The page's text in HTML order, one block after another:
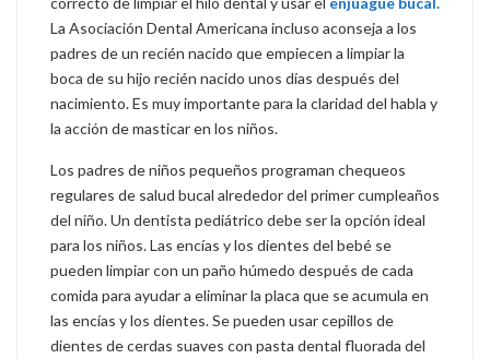
La Asociación Dental Americana incluso aconseja a los
padres de un recién nacido que empiecen a limpiar la
boca de su hijo recién nacido unos días después del
nacimiento. Es muy importante para la claridad del habla y
la acción de masticar en los niños.
Los padres de niños pequeños programan chequeos
regulares de salud bucal alrededor del primer cumpleaños
del niño. Un dentista pediátrico debe ser la opción ideal
para los niños. Las encías y los dientes del bebé se
pueden limpiar con un paño húmedo después de cada
comida para ayudar a eliminar la placa que se acumula en
las encías y los dientes. Se pueden usar cepillos de
dientes de cerdas suaves con pasta dental fluorada del